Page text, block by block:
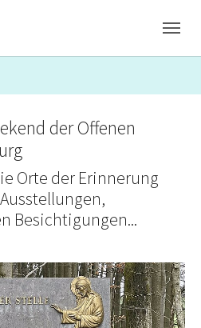
der Offenen
Orte der Erinnerung
Besichtigungen...